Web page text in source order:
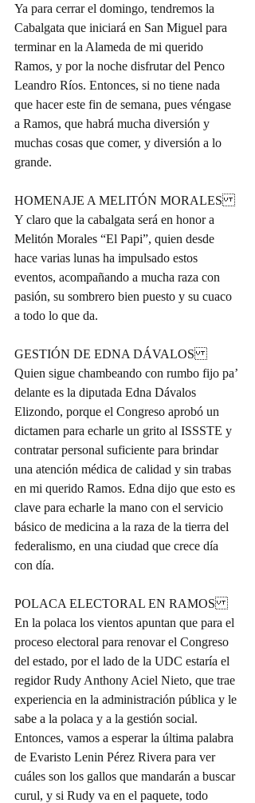
Ya para cerrar el domingo, tendremos la
Cabalgata que iniciará en San Miguel para
terminar en la Alameda de mi querido
Ramos, y por la noche disfrutar del Penco
Leandro Ríos. Entonces, si no tiene nada
que hacer este fin de semana, pues véngase
a Ramos, que habrá mucha diversión y
muchas cosas que comer, y diversión a lo
grande.
HOMENAJE A MELITÓN MORALES
Y claro que la cabalgata será en honor a
Melitón Morales “El Papi”, quien desde
hace varias lunas ha impulsado estos
eventos, acompañando a mucha raza con
pasión, su sombrero bien puesto y su cuaco
a todo lo que da.
GESTIÓN DE EDNA DÁVALOS
Quien sigue chambeando con rumbo fijo pa’
delante es la diputada Edna Dávalos
Elizondo, porque el Congreso aprobó un
dictamen para echarle un grito al ISSSTE y
contratar personal suficiente para brindar
una atención médica de calidad y sin trabas
en mi querido Ramos. Edna dijo que esto es
clave para echarle la mano con el servicio
básico de medicina a la raza de la tierra del
federalismo, en una ciudad que crece día
con día.
POLACA ELECTORAL EN RAMOS
En la polaca los vientos apuntan que para el
proceso electoral para renovar el Congreso
del estado, por el lado de la UDC estaría el
regidor Rudy Anthony Aciel Nieto, que trae
experiencia en la administración pública y le
sabe a la polaca y a la gestión social.
Entonces, vamos a esperar la última palabra
de Evaristo Lenin Pérez Rivera para ver
cuáles son los gallos que mandarán a buscar
curul, y si Rudy va en el paquete, todo